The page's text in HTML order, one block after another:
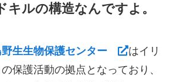
キルの構造なんですよ。
野生生物保護センター
はイリ
保護活動の拠点となっており、